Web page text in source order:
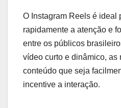
O Instagram Reels é ideal
rapidamente a atenção e
entre os públicos
vídeo curto e dinâmico, as
conteúdo que seja
incentive a interação.